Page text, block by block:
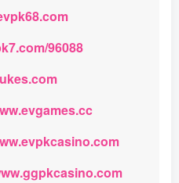
96088